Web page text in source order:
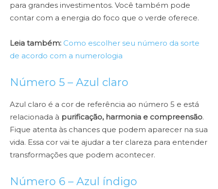
para grandes investimentos. Você também pode
contar com a energia do foco que o verde oferece.
Leia também: Como escolher seu número da sorte
de acordo com a numerologia
Número 5 – Azul claro
Azul claro é a cor de referência ao número 5 e está
relacionada à purificação, harmonia e compreensão.
Fique atenta às chances que podem aparecer na sua
vida. Essa cor vai te ajudar a ter clareza para entender
transformações que podem acontecer.
Número 6 – Azul índigo